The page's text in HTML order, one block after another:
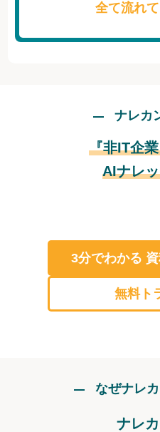
全て流れ
ナレカ
『非IT企
AIナレ
3分でわかる
無料ト
なぜナレ
ナレカ